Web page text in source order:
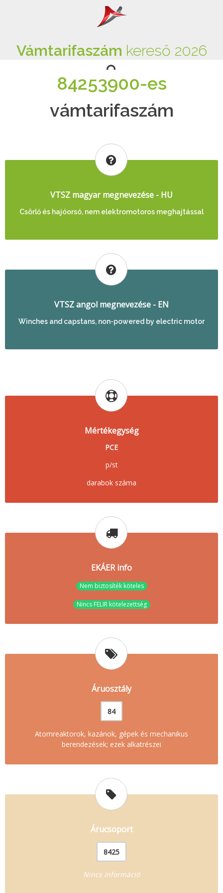
Vámtarifaszám kereső 2026
84253900-es
vámtarifaszám
VTSZ magyar megnevezése - HU
Csörlő és hajóorsó, nem elektromotoros meghajtással
VTSZ angol megnevezése - EN
Winches and capstans, non-powered by electric motor
Mértékegység
PCE
p/st
darabok száma
EKÁER info
Nem biztosíték köteles
Nincs FELIR kötelezettség
Áruosztály
84
Atomreaktorok, kazánok, gépek és mechanikus
berendezések; ezek alkatrészei
Árucsoport
8425
Nincs információ